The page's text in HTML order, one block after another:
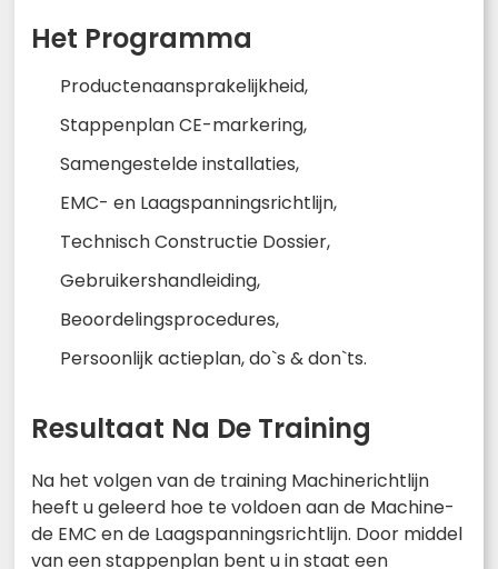
Het Programma
Productenaansprakelijkheid,
Stappenplan CE-markering,
Samengestelde installaties,
EMC- en Laagspanningsrichtlijn,
Technisch Constructie Dossier,
Gebruikershandleiding,
Beoordelingsprocedures,
Persoonlijk actieplan, do`s & don`ts.
Resultaat Na De Training
Na het volgen van de training Machinerichtlijn
heeft u geleerd hoe te voldoen aan de Machine-
de EMC en de Laagspanningsrichtlijn. Door middel
van een stappenplan bent u in staat een